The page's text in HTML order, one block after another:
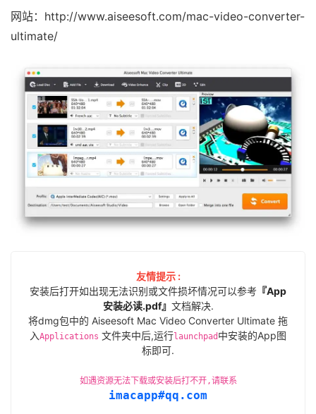
网站：http://www.aiseesoft.com/mac-video-converter-
ultimate/
友情提示 :
安装后打开如出现无法识别或文件损坏情况可以参考 『App
安装必读.pdf』 文档解决.
将dmg包中的 Aiseesoft Mac Video Converter Ultimate 拖
入Applications 文件夹中后,运行launchpad 中安装的App图
标即可.
如遇资源无法下载或安装后打不开,请联系
imacapp#qq.com